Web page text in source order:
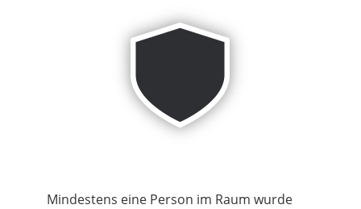
Mindestens eine Person im Raum wurde